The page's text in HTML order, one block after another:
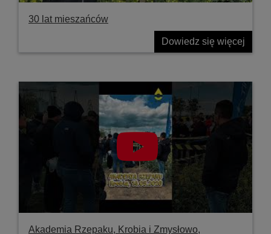
30 lat mieszańców
Dowiedz się więcej
Akademia Rzepaku, Krobia i Zmysłowo,